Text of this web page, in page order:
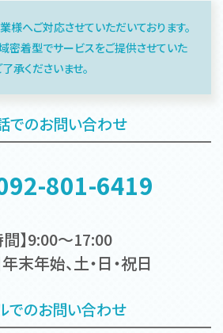
様へご対応させていただいております。
密着型でサービスをご提供させていた
承くださいませ。
でのお問い合わせ
801-6419
間】9:00～17:00
年末年始、土・日・祝日
でのお問い合わせ